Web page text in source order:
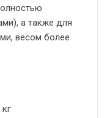
а также для
весом более